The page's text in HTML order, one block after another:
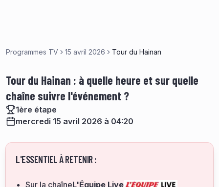
Programmes TV 15 avril 2026 Tour du Hainan
Tour du Hainan : à quelle heure et sur quelle
chaîne suivre l'événement ?
1ère étape
mercredi 15 avril 2026 à 04:20
L'ESSENTIEL À RETENIR :
Sur la chaîneL'Équipe Live